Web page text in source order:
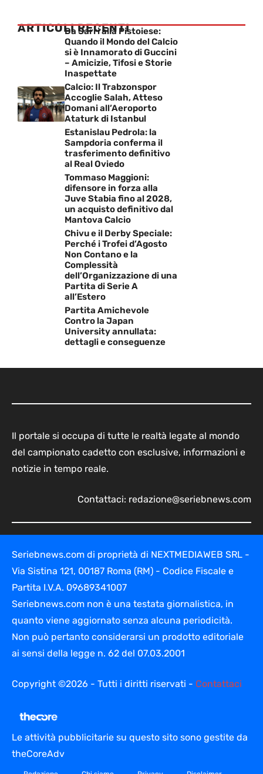
ARTICOLI RECENTI
Da Sarri alla Pistoiese:
Quando il Mondo del Calcio
si è Innamorato di Guccini
– Amicizie, Tifosi e Storie
Inaspettate
Calcio: Il Trabzonspor
Accoglie Salah, Atteso
Domani all’Aeroporto
Ataturk di Istanbul
Estanislau Pedrola: la
Sampdoria conferma il
trasferimento definitivo
al Real Oviedo
Tommaso Maggioni:
difensore in forza alla
Juve Stabia fino al 2028,
un acquisto definitivo dal
Mantova Calcio
Chivu e il Derby Speciale:
Perché i Trofei d’Agosto
Non Contano e la
Complessità
dell’Organizzazione di una
Partita di Serie A
all’Estero
Partita Amichevole
Contro la Japan
University annullata:
dettagli e conseguenze
Il portale si occupa di tutte le realtà legate al mondo
del campionato cadetto con esclusive, informazioni e
notizie in tempo reale.
Contattaci: redazione@seriebnews.com
Seriebnews.com di proprietà di NEXTMEDIAWEB SRL -
Via Sistina 121, 00187 Roma (RM) - Codice Fiscale e
Partita I.V.A. 09689341007
Seriebnews.com non è una testata giornalistica, in
quanto viene aggiornato senza alcuna periodicità.
Non può pertanto considerarsi un prodotto editoriale
ai sensi della legge n. 62 del 07.03.2001
Copyright ©2026 - Tutti i diritti riservati - Contattaci
Le attività pubblicitarie su questo sito sono gestite da
theCoreAdv